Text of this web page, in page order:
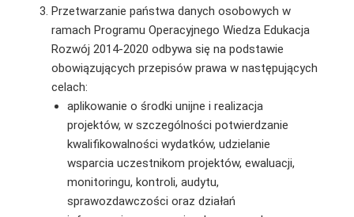
Przetwarzanie państwa danych osobowych w
ramach Programu Operacyjnego Wiedza Edukacja
Rozwój 2014-2020 odbywa się na podstawie
obowiązujących przepisów prawa w następujących
celach:
aplikowanie o środki unijne i realizacja
projektów, w szczególności potwierdzanie
kwalifikowalności wydatków, udzielanie
wsparcia uczestnikom projektów, ewaluacji,
monitoringu, kontroli, audytu,
sprawozdawczości oraz działań